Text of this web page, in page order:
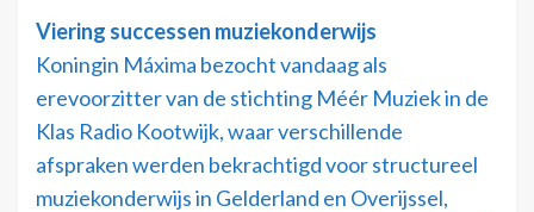
Viering successen muziekonderwijs
Koningin Máxima bezocht vandaag als
erevoorzitter van de stichting Méér Muziek in de
Klas Radio Kootwijk, waar verschillende
afspraken werden bekrachtigd voor structureel
muziekonderwijs in Gelderland en Overijssel,